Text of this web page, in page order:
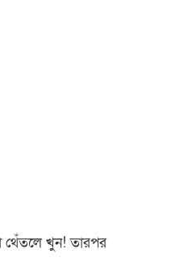
থেঁতলে খুন! তারপর